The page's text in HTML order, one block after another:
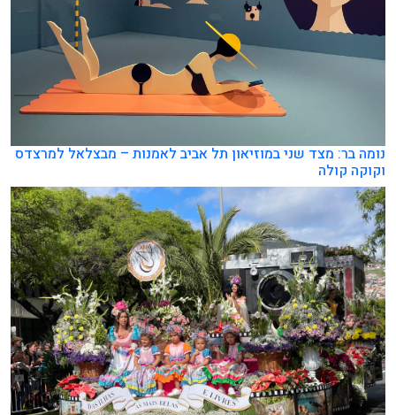
נומה בר: מצד שני במוזיאון תל אביב לאמנות – מבצלאל למרצדס
וקוקה קולה